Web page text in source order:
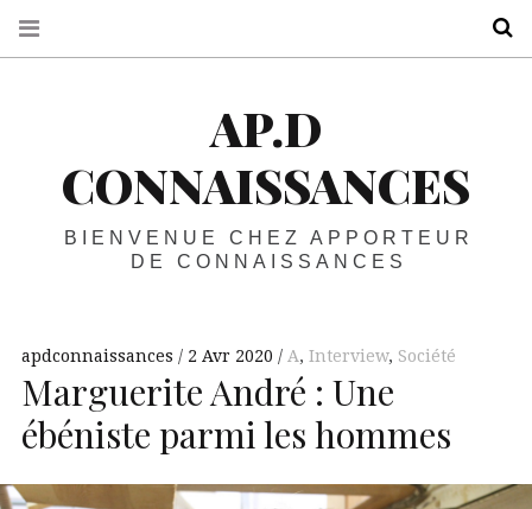
AP.D
CONNAISSANCES
BIENVENUE CHEZ APPORTEUR
DE CONNAISSANCES
apdconnaissances 2 Avr 2020 A, Interview, Société
Marguerite André : Une
ébéniste parmi les hommes